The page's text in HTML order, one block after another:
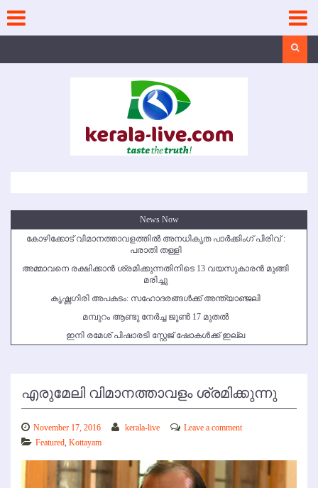
content
News Now
കോഴിക്കോട് വിമാനത്താവളത്തില്‍ അനധികൃത പാര്‍ക്കിംഗ് പിരിവ് :
പരാതി തള്ളി
അമ്മാവനെ രക്ഷിക്കാന്‍ ശ്രമിക്കുന്നതിനിടെ 13 വയസുകാരന്‍ മുങ്ങി
മരിച്ചു
കൃഷ്ണഗിരി അപകടം: സഹോദരങ്ങള്‍ക്ക് അന്ത്യാഞ്ജലി
മമ്പുറം ആണ്ടു നേര്‍ച്ച ജൂണ്‍ 17 മുതല്‍
ഇനി രമേശ് പിഷാരടി സ്റ്റേജ് ഷോകള്‍ക്ക് ഇല്ല
എരുമേലി വിമാനത്താവളം ശ്രമിക്കുന്നു
November 17, 2016 kerala-live
Leave a comment
Featured, Kottayam